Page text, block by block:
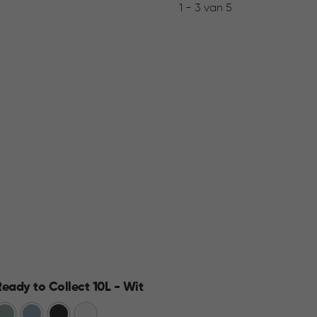
1 - 3 van 5
to Collect 10L - Wit
BlauwDonkergrijs